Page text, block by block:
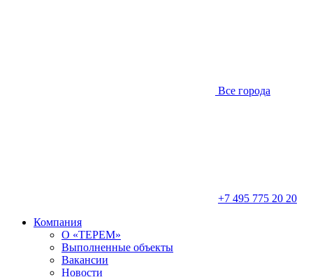
Все города
+7 495 775 20 20
Компания
О «ТЕРЕМ»
Выполненные объекты
Вакансии
Новости